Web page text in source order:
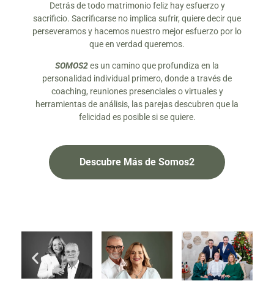
Detrás de todo matrimonio feliz hay esfuerzo y
sacrificio. Sacrificarse no implica sufrir, quiere decir que
perseveramos y hacemos nuestro mejor esfuerzo por lo
que en verdad queremos.
SOMOS2es un camino que profundiza en la
personalidad individual primero, donde a través de
coaching, reuniones presenciales o virtuales y
herramientas de análisis, las parejas descubren que la
felicidad es posible si se quiere.
Descubre Más de Somos2